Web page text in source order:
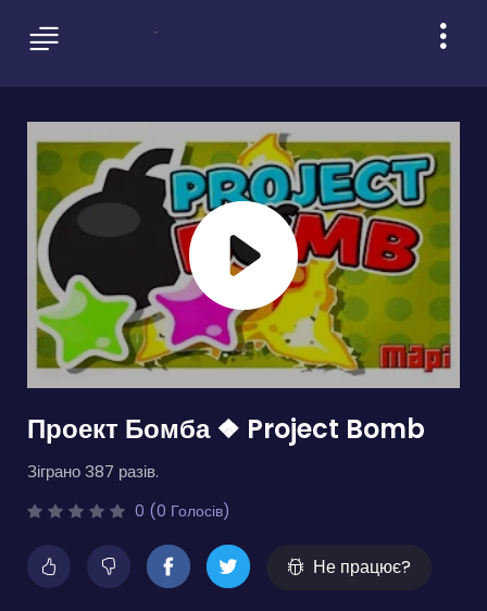
Проект Бомба ❖ Project Bomb
Зіграно 387 разів.
0 (0 Голосів)
Не працює?